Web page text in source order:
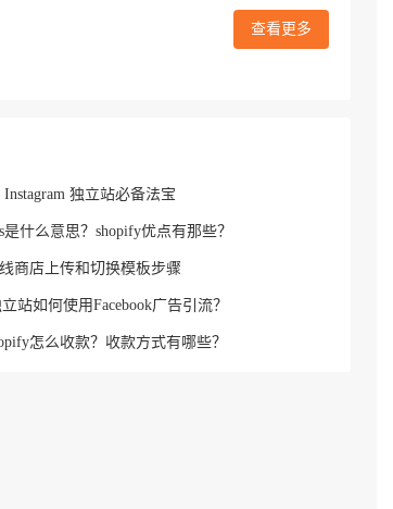
查看更多
Instagram 独立站必备法宝
是什么意思？shopify优点有那些？
商店上传和切换模板步骤
站如何使用Facebook广告引流？
怎么收款？收款方式有哪些？